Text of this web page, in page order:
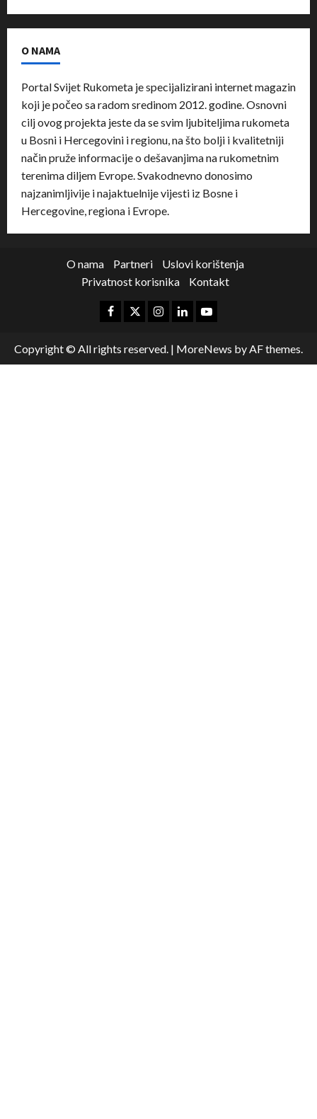
O NAMA
Portal Svijet Rukometa je specijalizirani internet magazin
koji je počeo sa radom sredinom 2012. godine. Osnovni
cilj ovog projekta jeste da se svim ljubiteljima rukometa
u Bosni i Hercegovini i regionu, na što bolji i kvalitetniji
način pruže informacije o dešavanjima na rukometnim
terenima diljem Evrope. Svakodnevno donosimo
najzanimljivije i najaktuelnije vijesti iz Bosne i
Hercegovine, regiona i Evrope.
O nama Partneri
Uslovi korištenja
Privatnost korisnika
Kontakt
Copyright © All rights reserved. | MoreNews by AF themes.